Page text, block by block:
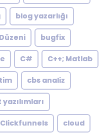
blog yazarlığı
bugfix
C# C++; Matlab
cbs analiz
Clickfunnels cloud